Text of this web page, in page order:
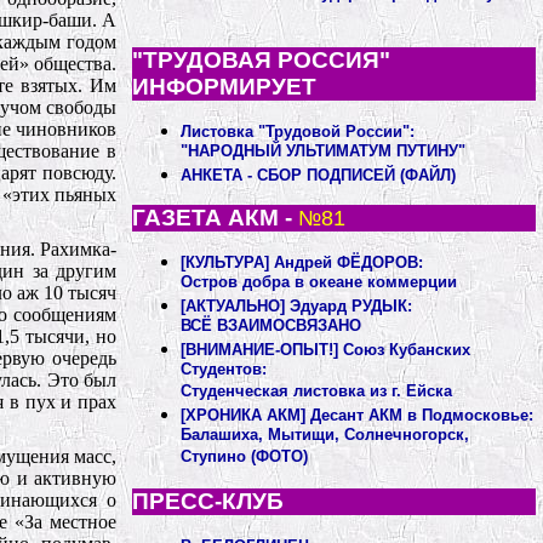
баши. А
годом
общества.
взятых. Им
свободы
чиновников
в
повсюду.
пьяных
Рахимка-
за другим
аж 10 тысяч
сообщениям
тысячи, но
очередь
Это был
в пух и прах
масс,
и активную
о
«За местное
"ТРУДОВАЯ РОССИЯ"
ИНФОРМИРУЕТ
Листовка "Трудовой России":
"НАРОДНЫЙ УЛЬТИМАТУМ ПУТИНУ"
АНКЕТА - СБОР ПОДПИСЕЙ (ФАЙЛ)
ГАЗЕТА АКМ - №81
[КУЛЬТУРА] Андрей ФЁДОРОВ:
Остров добра в океане коммерции
[АКТУАЛЬНО] Эдуард РУДЫК:
ВСЁ ВЗАИМОСВЯЗАНО
[ВНИМАНИЕ-ОПЫТ!] Союз Кубанских
Студентов:
Студенческая листовка из г. Ейска
[ХРОНИКА АКМ] Десант АКМ в Подмосковье:
Балашиха, Мытищи, Солнечногорск,
Ступино (ФОТО)
ПРЕСС-КЛУБ